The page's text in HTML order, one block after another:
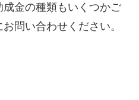
成金の種類もいくつかご
問い合わせください。